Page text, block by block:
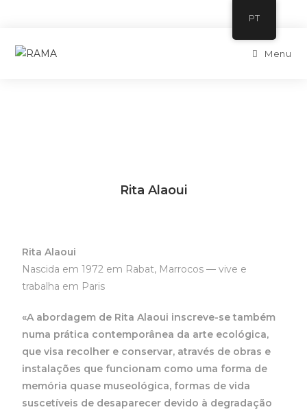
Menu
Rita Alaoui
Rita Alaoui
Nascida em 1972 em Rabat, Marrocos — vive e
trabalha em Paris
«A abordagem de Rita Alaoui inscreve-se também
numa prática contemporânea da arte ecológica,
que visa recolher e conservar, através de obras e
instalações que funcionam como uma forma de
memória quase museológica, formas de vida
suscetíveis de desaparecer devido à degradação
PT